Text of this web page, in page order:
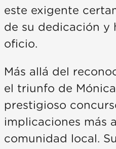
este exigente
de su dedicación y
oficio.
Más allá del
el triunfo de
prestigioso
implicaciones más
comunidad local.